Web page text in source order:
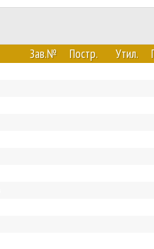
Зав.№ Постр. Утил.